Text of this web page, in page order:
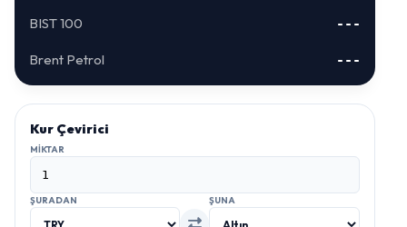
BIST 100 ---
Brent Petrol ---
Kur Çevirici
MIKTAR
ŞURADAN ŞUNA